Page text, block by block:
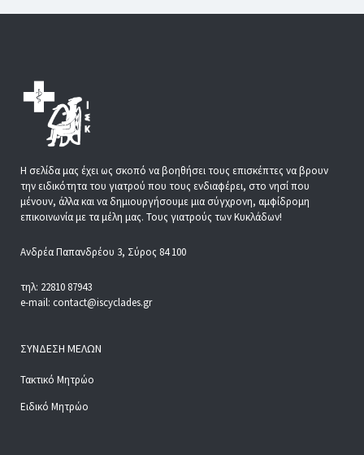
Η σελίδα μας έχει ως σκοπό να βοηθήσει τους επισκέπτες να βρουν
την ειδικότητα του γιατρού που τους ενδιαφέρει, στο νησί που
μένουν, άλλα και να δημιουργήσουμε μια σύγχρονη, αμφίδρομη
επικοινωνία με τα μέλη μας. Τους γιατρούς των Κυκλάδων!
Ανδρέα Παπανδρέου 3, Σύρος 84 100
τηλ: 22810 87943
e-mail: contact@iscyclades.gr
ΣΎΝΔΕΣΗ ΜΕΛΏΝ
Τακτικό Μητρώο
Ειδικό Μητρώο